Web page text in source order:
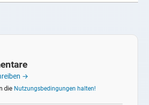
→
die Nutzungsbedingungen halten!